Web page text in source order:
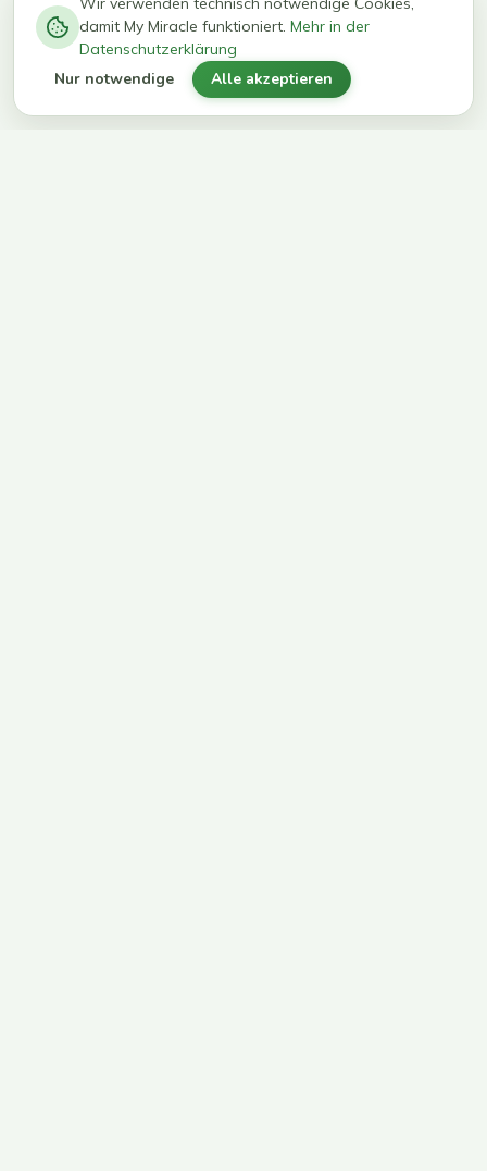
kg in 12
Wochen
erreichen
ihr Ziel
damit My Miracle funktioniert. Mehr in der
Datenschutzerklärung
Nur notwendige Alle akzeptieren